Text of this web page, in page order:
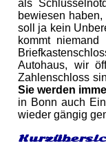
als
bewiesen
soll ja kein
kommt
Autohaus, wir
Zahlenschloss
Sie werden
in Bonn auch
wieder gängig